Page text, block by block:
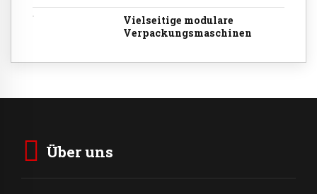
Vielseitige modulare
Verpackungsmaschinen
Über uns